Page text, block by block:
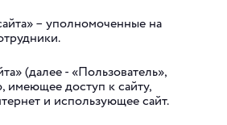
– уполномоченные на
(далее - «Пользователь»,
имеющее доступ к сайту,
и использующее сайт.